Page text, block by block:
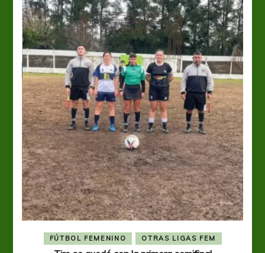
FÚTBOL FEMENINO OTRAS LIGAS FEM